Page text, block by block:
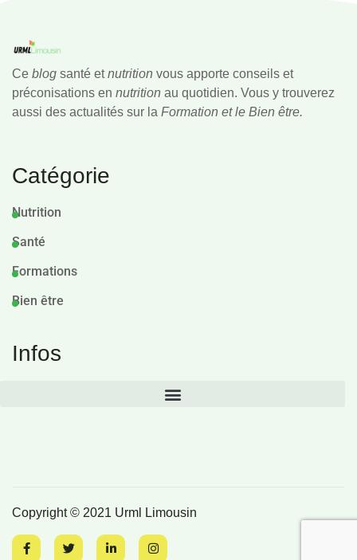
Ce blog santé etnutrition vous apporte conseils et
préconisations en nutrition au quotidien. Vous y trouverez
aussi des actualités sur la Formation et le Bien être.
Catégorie
Nutrition
Santé
Formations
Bien être
Infos
Copyright © 2021 Urml Limousin